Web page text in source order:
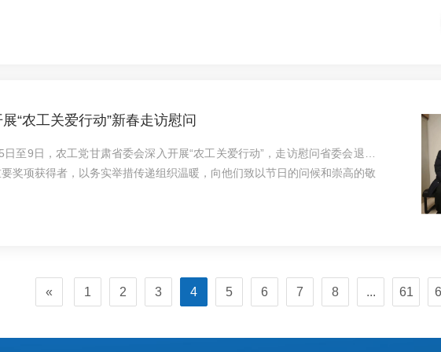
画研究院名誉院长张光义，中国书法家协会会员、甘肃省人民政府文史研究
“农工关爱行动”新春走访慰问
至9日，农工党甘肃省委会深入开展“农工关爱行动”，走访慰问省委会退休
奖项获得者，以务实举措传递组织温暖，向他们致以节日的问候和崇高的敬
长谈、亲切交流，细心询问其健康状况、日常起居与生活需求，耐心倾听心
« 1 2 3 4 5 6 7 8 ... 61